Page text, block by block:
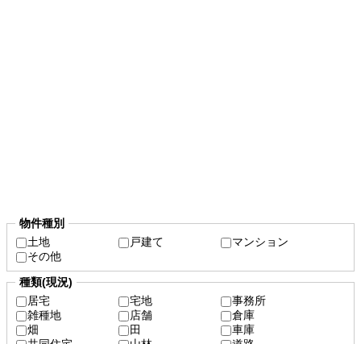
物件種別
土地
戸建て
マンション
その他
種類(現況)
居宅
宅地
事務所
雑種地
店舗
倉庫
畑
田
車庫